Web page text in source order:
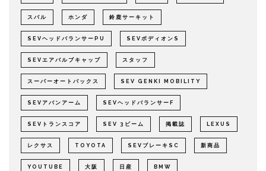
スバル ホンダ 鈴鹿サーキット
SEVヘッドバランサーPU SEVボディオンS
SEVエアバルブキャップ スタッフ
スーパーオートバックス SEV GENKI MOBILITY
SEVアバンアーム SEVヘッドバランサーF
SEVトランスコア SEV 3ビーム 掲載誌 LEXUS
レクサス TOYOTA SEVブレーキSC 新商品
YOUTUBE 大阪 日産 BMW